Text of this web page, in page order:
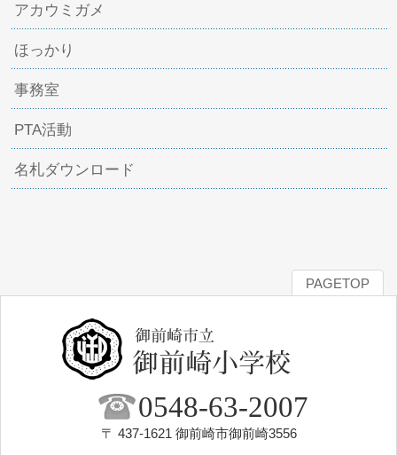
アカウミガメ
ほっかり
事務室
PTA活動
名札ダウンロード
PAGETOP
0548-63-2007
〒 437-1621 御前崎市御前崎3556